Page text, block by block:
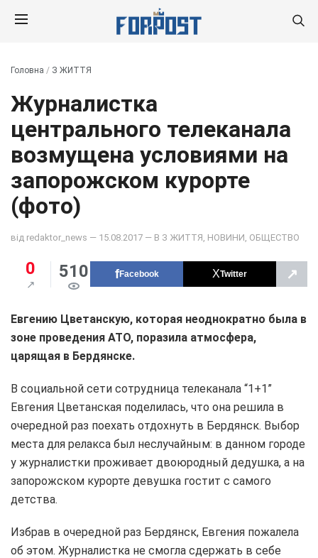
Головна / З ЖИТТЯ
Журналистка
центрального телеканала
возмущена условиями на
запорожском курорте
(фото)
від redaktor_news — 15.08.2017 — В З ЖИТТЯ НОВИНИ ОБЩЕСТВО
0 510 Facebook Twitter ↗
Евгению Цветанскую, которая неоднократно была в
зоне проведения АТО, поразила атмосфера,
царящая в Бердянске.
В социальной сети сотрудница телеканала “1+1”
Евгения Цветанская поделилась, что она решила в
очередной раз поехать отдохнуть в Бердянск. Выбор
места для релакса был неслучайным: в данном городе
у журналистки проживает двоюродный дедушка, а на
запорожском курорте девушка гостит с самого
детства.
Избрав в очередной раз Бердянск, Евгения пожалела
об этом. Журналистка не смогла сдержать в себе